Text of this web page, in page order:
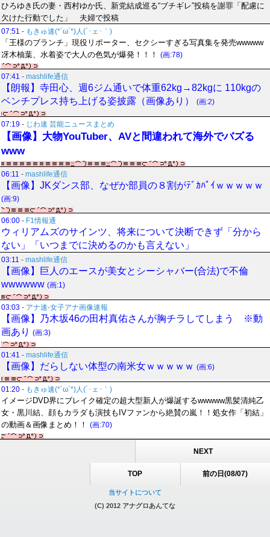
ひろゆき氏の妻・西村ゆか氏、新党結成巡る“ブチギレ”投稿を謝罪「配慮に
欠けた行動でした」 夫婦で投稿
07:51 - もきゅ速(*´ω`*)人(´･ェ･｀)
「王様のブランチ」現役リポーター、セクシーすぎる写真集を発売wwwww
冴木柚葉、水着姿で大人の色気が爆発！！！
(画:78)
07:41 - mashlife通信
【朗報】寺田心、週6ジム通いで体重62kg→82kgに 110kgの
ベンチプレス持ち上げる姿披露（画像あり）
(画:2)
07:19 - じわ速 芸能ニュースまとめ
【画像】大物YouTuber、AVと間違われて海外でバズる
www
06:11 - mashlife通信
【画像】JKダンス部、なぜか部員の８割がﾃﾞｶﾊﾟｲｗｗｗｗｗ
(画:9)
06:00 - F1情報通
ウィリアムズのサインツ、将来について決断できず「分から
ない」「いつまでに決めるのかも言えない」
03:11 - mashlife通信
【画像】巨人のエースが美女とシーシャバー(合法)で不倫
wwwwww (画:1)
03:03 - アナ速‐女子アナ画像速報
【画像】乃木坂46の田村真佑さんが胸チラしてしまう ※動
画あり (画:3)
01:41 - mashlife通信
【画像】だらしない体型の南米女ｗｗｗｗｗ (画:6)
01:20 - もきゅ速(*´ω`*)人(´･ェ･｀)
イメージDVD界にブレイク確定の超大型新人が爆誕するwwwww黒髪清純乙
女・黒川結、顔もカラダも演技もIVファンから絶賛の嵐！！処女作「初結」
の動画＆画像まとめ！！
(画:70)
NEXT
TOP 前の日(08/07)
当サイトについて
(C) 2012 アナグロあんてな